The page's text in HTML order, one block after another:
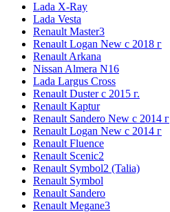
Lada X-Ray
Lada Vesta
Renault Master3
Renault Logan New с 2018 г
Renault Arkana
Nissan Almera N16
Lada Largus Cross
Renault Duster с 2015 г.
Renault Kaptur
Renault Sandero New с 2014 г
Renault Logan New с 2014 г
Renault Fluence
Renault Scenic2
Renault Symbol2 (Talia)
Renault Symbol
Renault Sandero
Renault Megane3